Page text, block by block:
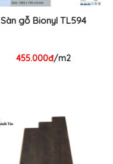
Sàn gỗ Bionyl TL594
455.000đ/m2